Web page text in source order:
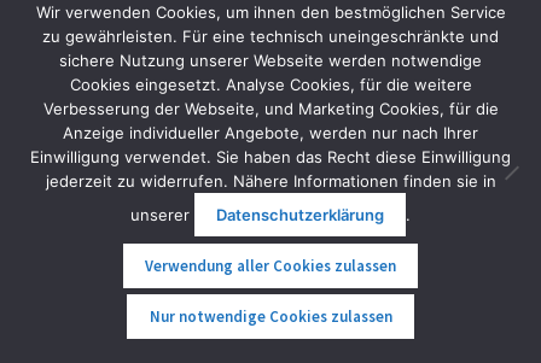
Kingsong KS18L Netzteil 5 A
138,00€
Weiterlesen
Wir verwenden Cookies, um ihnen den bestmöglichen Service
zu gewährleisten. Für eine technisch uneingeschränkte und
sichere Nutzung unserer Webseite werden notwendige
Cookies eingesetzt. Analyse Cookies, für die weitere
Verbesserung der Webseite, und Marketing Cookies, für die
Anzeige individueller Angebote, werden nur nach Ihrer
Einwilligung verwendet. Sie haben das Recht diese Einwilligung
jederzeit zu widerrufen. Nähere Informationen finden sie in
unserer
Datenschutzerklärung .
Verwendung aller Cookies zulassen
Nur notwendige Cookies zulassen